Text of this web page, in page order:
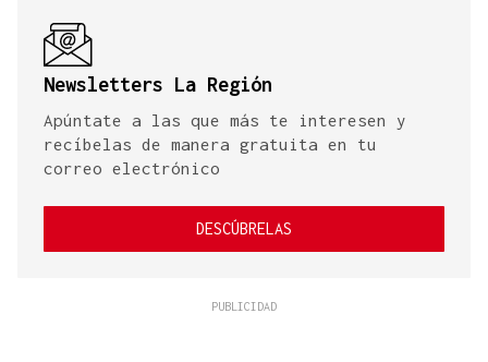
Newsletters La Región
Apúntate a las que más te interesen y
recíbelas de manera gratuita en tu
correo electrónico
DESCÚBRELAS